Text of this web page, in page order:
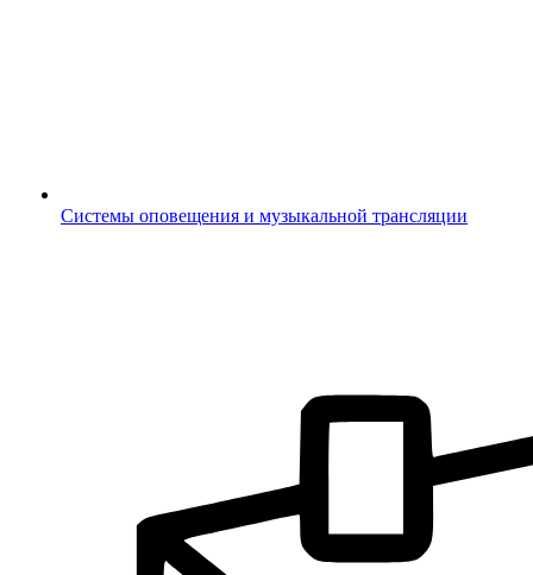
Системы оповещения и музыкальной трансляции